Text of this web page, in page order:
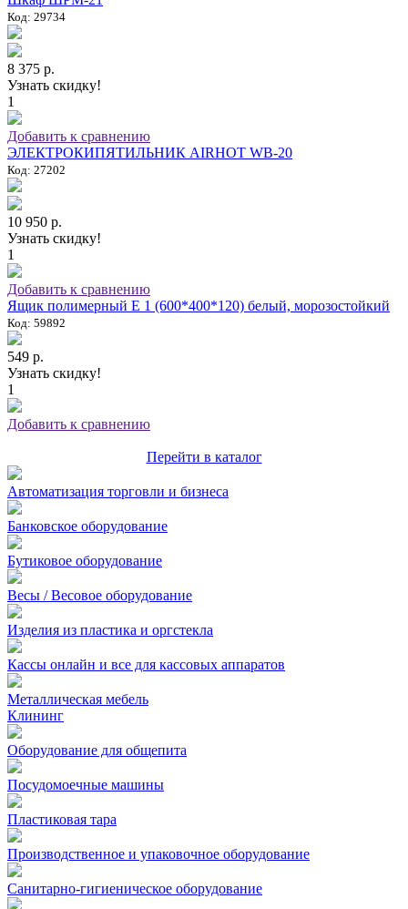
Код: 29734
8 375 р.
Узнать скидку!
1
Добавить к сравнению
ЭЛЕКТРОКИПЯТИЛЬНИК AIRHOT WB-20
Код: 27202
10 950 р.
Узнать скидку!
1
Добавить к сравнению
Ящик полимерный E 1 (600*400*120) белый, морозостойкий
Код: 59892
549 р.
Узнать скидку!
1
Добавить к сравнению
Перейти в каталог
Автоматизация торговли и бизнеса
Банковское оборудование
Бутиковое оборудование
Весы / Весовое оборудование
Изделия из пластика и оргстекла
Кассы онлайн и все для кассовых аппаратов
Металлическая мебель
Клининг
Оборудование для общепита
Посудомоечные машины
Пластиковая тара
Производственное и упаковочное оборудование
Санитарно-гигиеническое оборудование